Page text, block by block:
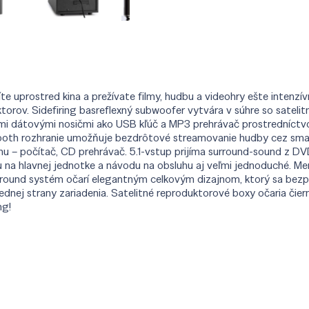
uprostred kina a prežívate filmy, hudbu a videohry ešte
Sidefiring basreflexný subwoofer vytvára v súhre so
dátovými nosičmi ako USB kľúč a MP3 prehrávač
rozhranie umožňuje bezdrôtové streamovanie hudby cez
– počítač, CD prehrávač. 5.1-vstup prijíma surround-sound z
hlavnej jednotke a návodu na obsluhu aj veľmi jednoduché.
systém očarí elegantným celkovým dizajnom, ktorý sa
strany zariadenia. Satelitné reproduktorové boxy očaria